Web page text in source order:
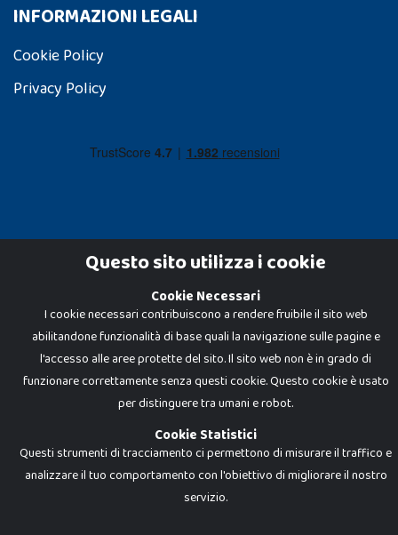
INFORMAZIONI LEGALI
Cookie Policy
Privacy Policy
Dadi e Mattoncini è un brand di Giocabene Srl. Ogni riproduzione o utilizzo non
espressamente autorizzato è severamente vietato. Tutti i loghi, marchi,
brand elencati nel presente shop sono di proprietà dei rispettivi titolari.
I prezzi e le promozioni pubblicate potrebbero differire da quanto esposto in
negozio.
Giocabene Srl - via della Posta 8, 20123 Milano (MI)
P.IVA 02608090425 - REA AN201199 - C.S. 10.000 i.v.
Questo sito utilizza i cookie
Cookie Necessari
I cookie necessari contribuiscono a rendere fruibile il sito web
abilitandone funzionalità di base quali la navigazione sulle pagine e
l'accesso alle aree protette del sito. Il sito web non è in grado di
funzionare correttamente senza questi cookie. Questo cookie è usato
per distinguere tra umani e robot.
Cookie Statistici
Questi strumenti di tracciamento ci permettono di misurare il traffico e
analizzare il tuo comportamento con l'obiettivo di migliorare il nostro
servizio.